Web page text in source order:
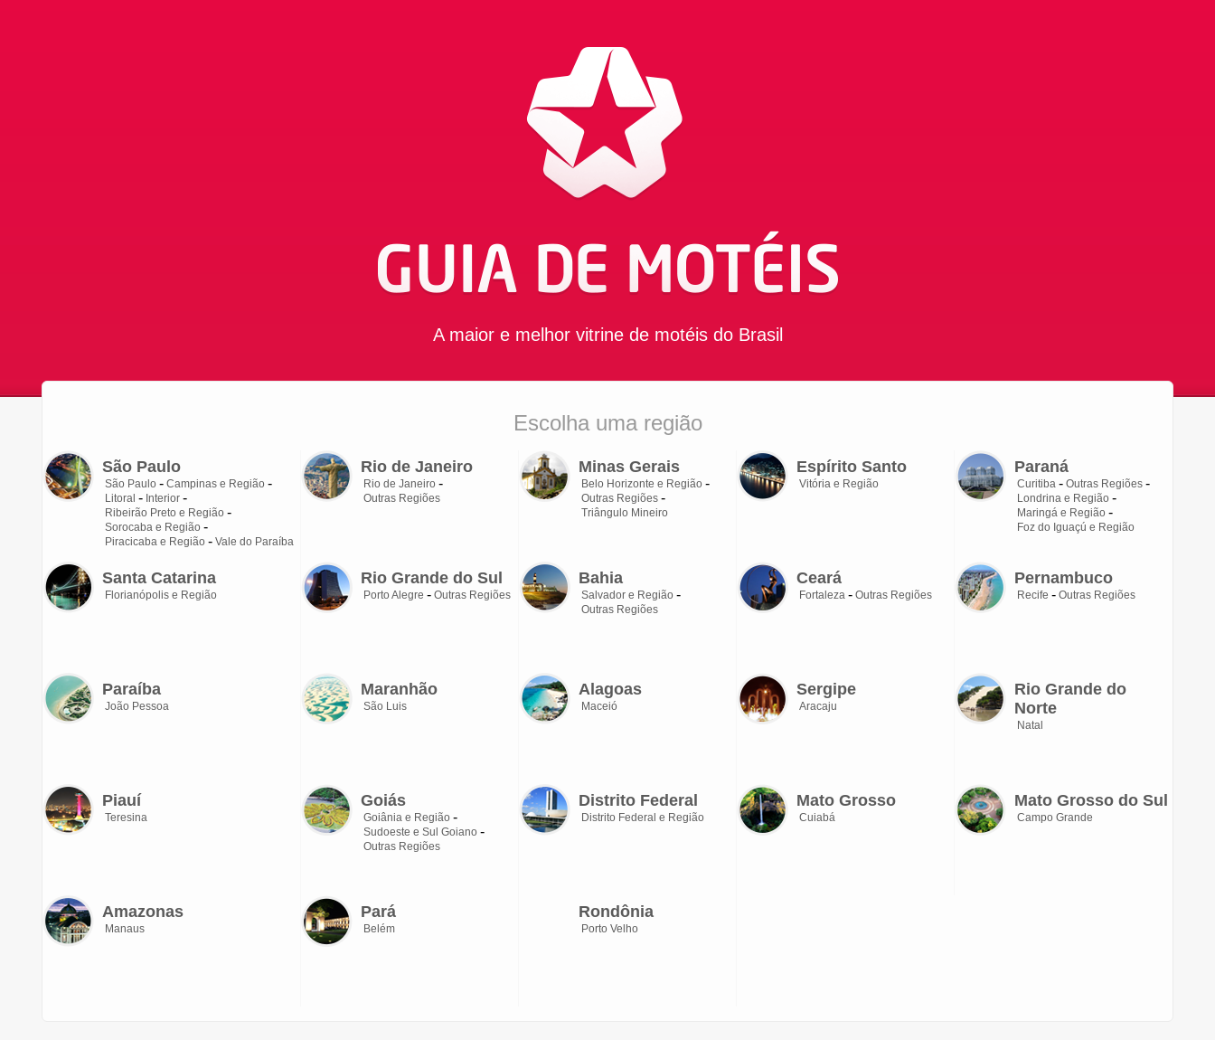
A maior e melhor vitrine de motéis do Brasil
Escolha uma região
São Paulo
São Paulo
Campinas e Região
Litoral
Interior
Ribeirão Preto e Região
Sorocaba e Região
Piracicaba e Região
Vale do Paraíba
Santa Catarina
Florianópolis e Região
Paraíba
João Pessoa
Piauí
Teresina
Amazonas
Manaus
Rio de Janeiro
Rio de Janeiro
Outras Regiões
Rio Grande do Sul
Porto Alegre Outras Regiões
Maranhão
São Luis
Goiás
Goiânia e Região
Sudoeste e Sul Goiano
Outras Regiões
Pará
Belém
Minas Gerais
Belo Horizonte e Região
Outras Regiões
Triângulo Mineiro
Bahia
Salvador e Região
Outras Regiões
Alagoas
Maceió
Distrito Federal
Distrito Federal e Região
Rondônia
Porto Velho
Espírito Santo
Vitória e Região
Ceará
Fortaleza Outras Regiões
Sergipe
Aracaju
Mato Grosso
Cuiabá
Paraná
Curitiba
Outras Regiões
Londrina e Região
Maringá e Região
Foz do Iguaçú e Região
Pernambuco
Recife Outras Regiões
Rio Grande do
Norte
Natal
Mato Grosso do Sul
Campo Grande